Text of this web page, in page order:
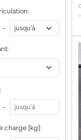
-
-
charge [kg]: